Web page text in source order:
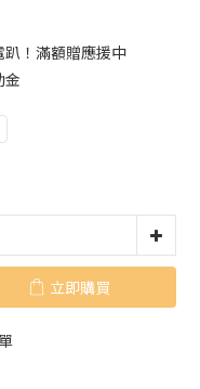
！滿額贈應援中
金
立即購買